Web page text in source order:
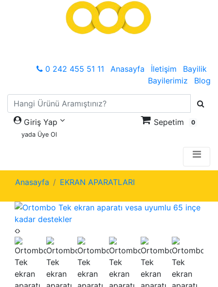
0 242 455 51 11 Anasayfa İletişim
Bayilik
Bayilerimiz
Blog
Giriş Yap
yada Üye Ol
Sepetim 0
Anasayfa EKRAN APARATLARI